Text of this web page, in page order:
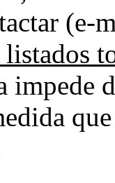
(e-
impede